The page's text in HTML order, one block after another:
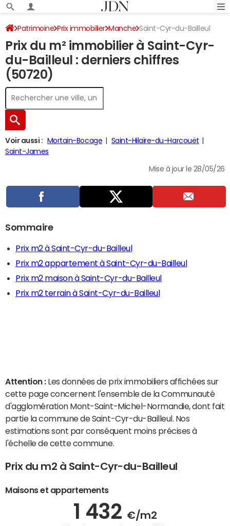
Patrimoine Prix immobilier Manche Saint-Cyr-du-Bailleul
Prix du m² immobilier à Saint-Cyr-
du-Bailleul : derniers chiffres
(50720)
Voir aussi : Mortain-Bocage
Saint-Hilaire-du-Harcouët
Saint-James
Mise à jour le 28/05/26
Sommaire
Prix m2 à Saint-Cyr-du-Bailleul
Prix m2 appartement à Saint-Cyr-du-Bailleul
Prix m2 maison à Saint-Cyr-du-Bailleul
Prix m2 terrain à Saint-Cyr-du-Bailleul
Attention : Les données de prix immobiliers affichées sur
cette page concernent l'ensemble de la Communauté
d'agglomération Mont-Saint-Michel-Normandie, dont fait
partie la commune de Saint-Cyr-du-Bailleul. Nos
estimations sont par conséquent moins précises à
l'échelle de cette commune.
Prix du m2 à Saint-Cyr-du-Bailleul
Maisons et appartements
1 432 €/m2